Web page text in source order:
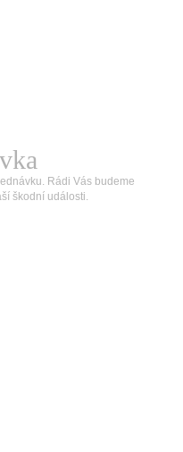
Rádi Vás budeme
škodní události.